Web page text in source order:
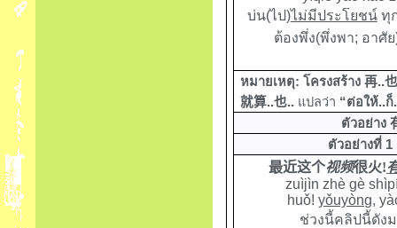
บ่น(ไป)ไม่มีประโยชน์ทุ
ต้องพึ่ง(พึ่งพา; อาศัย
หมายเหตุ: โครงสร้าง再..
就算..也.. แปลว่า “ต่อให้..ก็
ตัวอย่าง
ตัวอย่างที่ 1
最近这个视频很火!
zuìjìn zhè gè
huǒ!yǒuyòng,
ช่วงนี้คลิปนี้ดัง